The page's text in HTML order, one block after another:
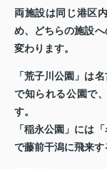
両施設は同じ港区
め、どちらの施設
変わります。
「荒子川公園」は
で知られる公園で
す。
「稲永公園」には
で藤前干潟に飛来す